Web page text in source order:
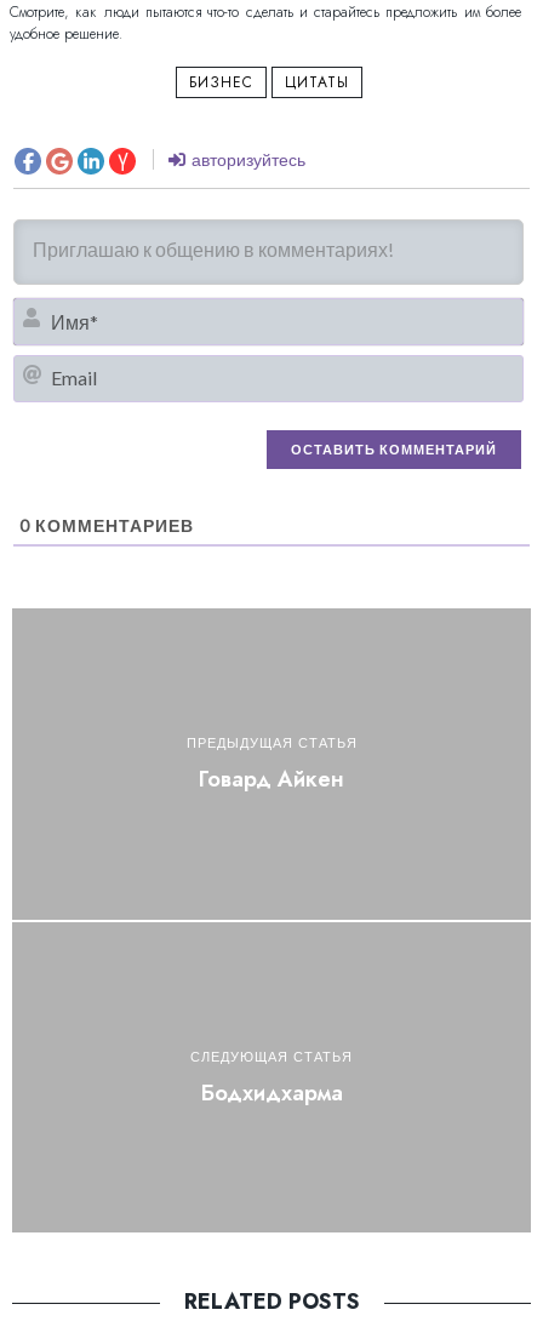
Смотрите, как люди пытаются что-то сделать и старайтесь предложить им более
удобное решение.
БИЗНЕС ЦИТАТЫ
авторизуйтесь
0 КОММЕНТАРИЕВ
ПРЕДЫДУЩАЯ СТАТЬЯ
Говард Айкен
СЛЕДУЮЩАЯ СТАТЬЯ
Бодхидхарма
RELATED POSTS